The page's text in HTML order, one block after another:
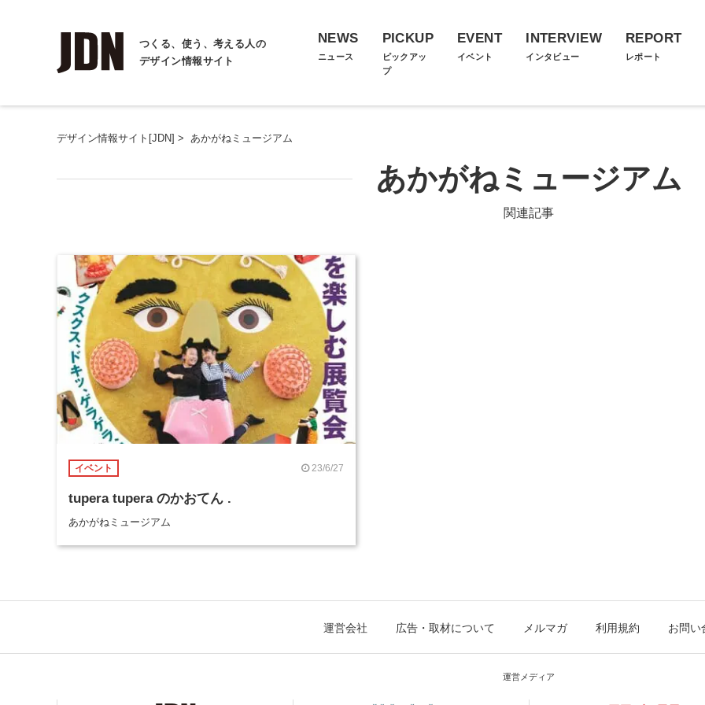
つくる、使う、考える人の
デザイン情報サイト
NEWS
ニュース
PICKUP
ピックアッ
プ
EVENT
イベント
INTERVIEW
インタビュー
REPORT
レポート
デザイン情報サイト[JDN] > あかがねミュージアム
あかがねミュージアム
関連記事
イベント 23/6/27
tupera tupera のかおてん .
あかがねミュージアム
運営会社 広告・取材について メルマガ 利用規約 お問い
運営メディア